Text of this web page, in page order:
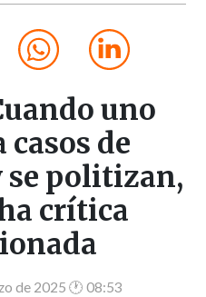
uno
de
politizan,
crítica
de 2025 🕐 08:53